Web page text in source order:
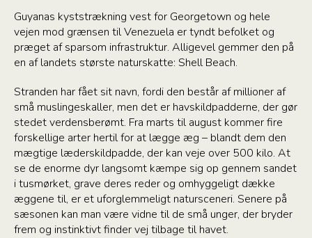
Guyanas kyststrækning vest for Georgetown og hele
vejen mod grænsen til Venezuela er tyndt befolket og
præget af sparsom infrastruktur. Alligevel gemmer den på
en af landets største naturskatte: Shell Beach.
Stranden har fået sit navn, fordi den består af millioner af
små muslingeskaller, men det er havskildpadderne, der gør
stedet verdensberømt. Fra marts til august kommer fire
forskellige arter hertil for at lægge æg – blandt dem den
mægtige læderskildpadde, der kan veje over 500 kilo. At
se de enorme dyr langsomt kæmpe sig op gennem sandet
i tusmørket, grave deres reder og omhyggeligt dække
æggene til, er et uforglemmeligt natursceneri. Senere på
sæsonen kan man være vidne til de små unger, der bryder
frem og instinktivt finder vej tilbage til havet.